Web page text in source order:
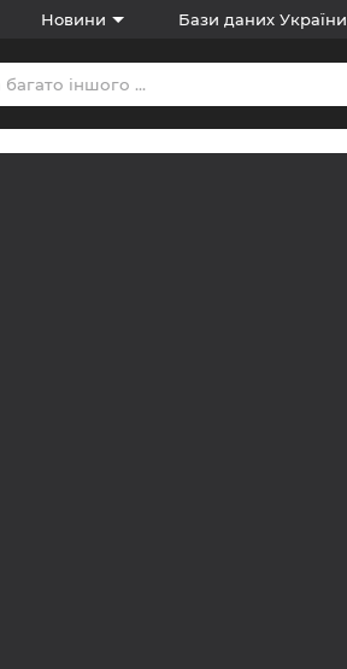
Новини Бази даних України